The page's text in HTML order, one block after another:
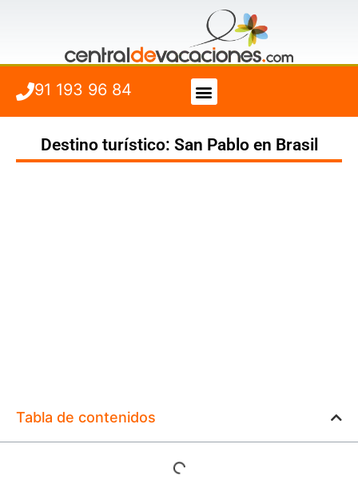
91 193 96 84
Destino turístico: San Pablo en Brasil
Tabla de contenidos